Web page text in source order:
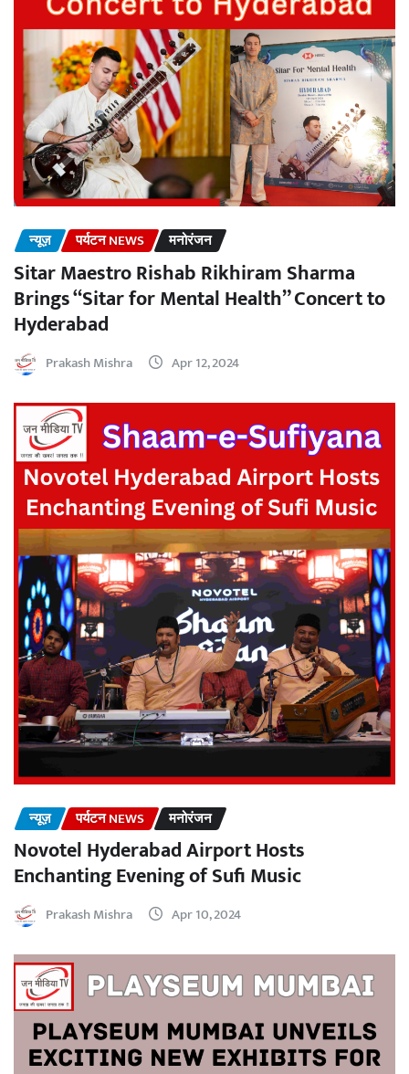
न्यूज़ पर्यटन NEWS मनोरंजन
Sitar Maestro Rishab Rikhiram Sharma
Brings “Sitar for Mental Health” Concert to
Hyderabad
Prakash Mishra Apr 12, 2024
न्यूज़ पर्यटन NEWS मनोरंजन
Novotel Hyderabad Airport Hosts
Enchanting Evening of Sufi Music
Prakash Mishra Apr 10, 2024